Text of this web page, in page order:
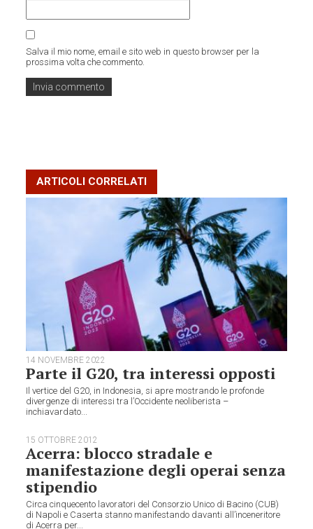
Salva il mio nome, email e sito web in questo browser per la
prossima volta che commento.
ARTICOLI CORRELATI
14 NOVEMBRE 2022
Parte il G20, tra interessi opposti
Il vertice del G20, in Indonesia, si apre mostrando le profonde
divergenze di interessi tra l’Occidente neoliberista –
inchiavardato...
15 OTTOBRE 2012
Acerra: blocco stradale e
manifestazione degli operai senza
stipendio
Circa cinquecento lavoratori del Consorzio Unico di Bacino (CUB)
di Napoli e Caserta stanno manifestando davanti all’inceneritore
di Acerra per...